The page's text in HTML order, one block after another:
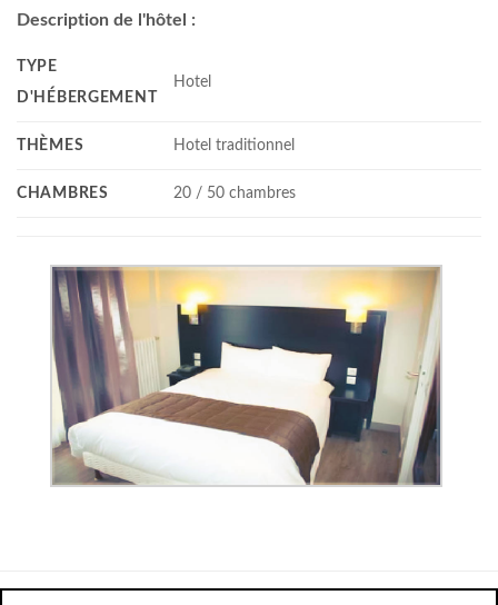
Description de l'hôtel :
TYPE
D'HÉBERGEMENT
Hotel
THÈMES Hotel traditionnel
CHAMBRES 20 / 50 chambres